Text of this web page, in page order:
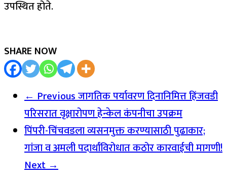
उपस्थित होते.
SHARE NOW
← Previousजागतिक पर्यावरण दिनानिमित्त हिंजवडी
परिसरात वृक्षारोपण हेन्केल कंपनीचा उपक्रम
पिंपरी-चिंचवडला व्यसनमुक्त करण्यासाठी पुढाकार;
गांजा व अमली पदार्थांविरोधात कठोर कारवाईची मागणी!
Next →